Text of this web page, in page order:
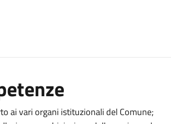
ai vari organi istituzionali del Comune;